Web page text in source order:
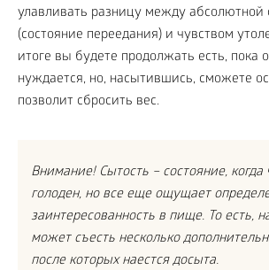
улавливать разницу между абсолютной
(состояние переедания) и чувством
итоге вы будете продолжать есть, пока
нуждается, но, насытившись, сможете
позволит сбросить вес.
Внимание! Сытость – состояние, когда
голоден, но все еще ощущает
заинтересованность в пище. То есть,
может съесть несколько
после которых наестся досыта.